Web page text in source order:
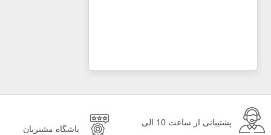
پشتیبانی از ساعت 10 الی
باشگاه مشتریان